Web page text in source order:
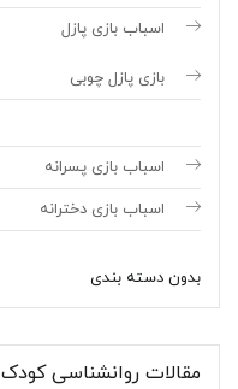
اسباب بازی پازل
بازی پازل چوبی
اسباب بازی پسرانه
اسباب بازی دخترانه
بدون دسته بندی
مقالات روانشناسی کودک